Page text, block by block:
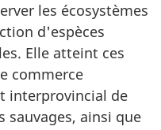
les écosystèmes
d'espèces
Elle atteint ces
commerce
interprovincial de
sauvages, ainsi que